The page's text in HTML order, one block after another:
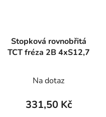
Stopková rovnobřitá
TCT fréza 2B 4xS12,7
Na dotaz
331,50 Kč